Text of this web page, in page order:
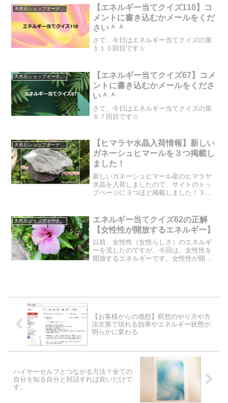
できます。では、一人前のエネルギーワ
ーカーは、どういうことを...
【エネルギー当てクイズ110】コ
メントに書き込むかメールをくだ
さい＾＾
さて、今日はエネルギー当てクイズの第
１１０回目です☆
天然石ショップオーナーのブログ
【エネルギー当てクイズ67】コメ
ントに書き込むかメールをくださ
い＾＾
さて、今日はエネルギー当てクイズの第
６７回目です☆
天然石ショップオーナーのブログ
【ヒマラヤ水晶入荷情報】新しい
ガネーシュヒマールを３つ掲載し
ました！
新しいガネーシュヒマール産のヒマラヤ
水晶を入荷しましたので、サイトのトッ
プページに３つほど掲載しました！３つ
ますので、気になる石がありましたら、
売り切れる前にお早めに...
天然石ショップオーナーのブログ
エネルギー当てクイズ62の正解
【女性性が開放するエネルギー】
以前、女性性（女性らしさ）のエネルギ
ーを流したのですが、今回は、女性性を
開放するエネルギーです。女性性が開放
【お客様からの感想】瞑想のやり方や方
法次第で現れる効果やエネルギー状態が
明らかに変わる
ハイヤーセルフとつながる方法？全ての
自分を知る自分と対話すれば良いだけで
す。